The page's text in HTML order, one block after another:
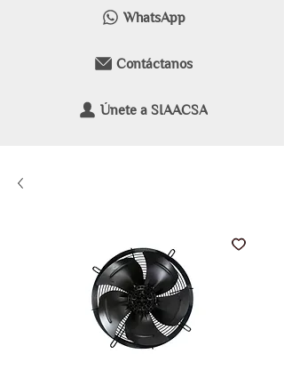
WhatsApp
Contáctanos
Únete a SIAACSA